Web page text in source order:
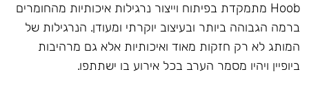
Hoob מתמקדת בפיתוח וייצור נרגילות איכותיות מהחומרים
ברמה הגבוהה ביותר ובעיצוב יוקרתי ומעודן. הנרגילות של
המותג לא רק חזקות מאוד ואיכותיות אלא גם מרהיבות
ביופיין ויהיו מסמר הערב בכל אירוע בו ישתתפו.